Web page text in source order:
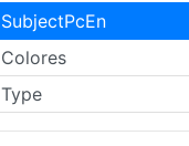
SubjectPcEn
Colores
Type